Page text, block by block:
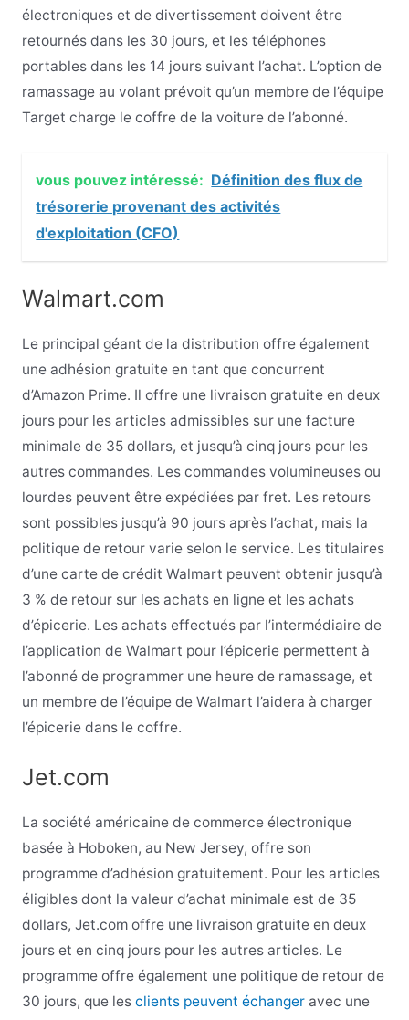
électroniques et de divertissement doivent être
retournés dans les 30 jours, et les téléphones
portables dans les 14 jours suivant l’achat. L’option de
ramassage au volant prévoit qu’un membre de l’équipe
Target charge le coffre de la voiture de l’abonné.
vous pouvez intéressé: Définition des flux de
trésorerie provenant des activités
d'exploitation (CFO)
Walmart.com
Le principal géant de la distribution offre également
une adhésion gratuite en tant que concurrent
d’Amazon Prime. Il offre une livraison gratuite en deux
jours pour les articles admissibles sur une facture
minimale de 35 dollars, et jusqu’à cinq jours pour les
autres commandes. Les commandes volumineuses ou
lourdes peuvent être expédiées par fret. Les retours
sont possibles jusqu’à 90 jours après l’achat, mais la
politique de retour varie selon le service. Les titulaires
d’une carte de crédit Walmart peuvent obtenir jusqu’à
3 % de retour sur les achats en ligne et les achats
d’épicerie. Les achats effectués par l’intermédiaire de
l’application de Walmart pour l’épicerie permettent à
l’abonné de programmer une heure de ramassage, et
un membre de l’équipe de Walmart l’aidera à charger
l’épicerie dans le coffre.
Jet.com
La société américaine de commerce électronique
basée à Hoboken, au New Jersey, offre son
programme d’adhésion gratuitement. Pour les articles
éligibles dont la valeur d’achat minimale est de 35
dollars, Jet.com offre une livraison gratuite en deux
jours et en cinq jours pour les autres articles. Le
programme offre également une politique de retour de
30 jours, que les clients peuvent échangeravec une